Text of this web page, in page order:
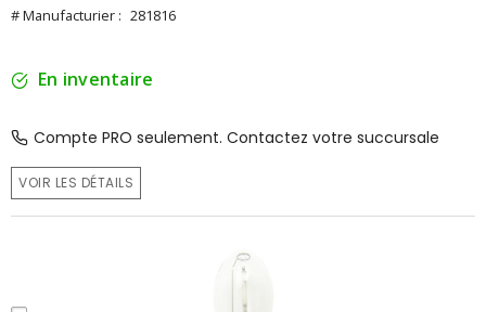
# Manufacturier : 281816
En inventaire
Compte PRO seulement. Contactez votre succursale
VOIR LES DÉTAILS